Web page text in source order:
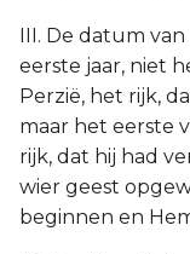
III. De datum
eerste jaar, niet
Perzië, het rijk,
maar het eerste
rijk, dat hij had
wier geest
beginnen en